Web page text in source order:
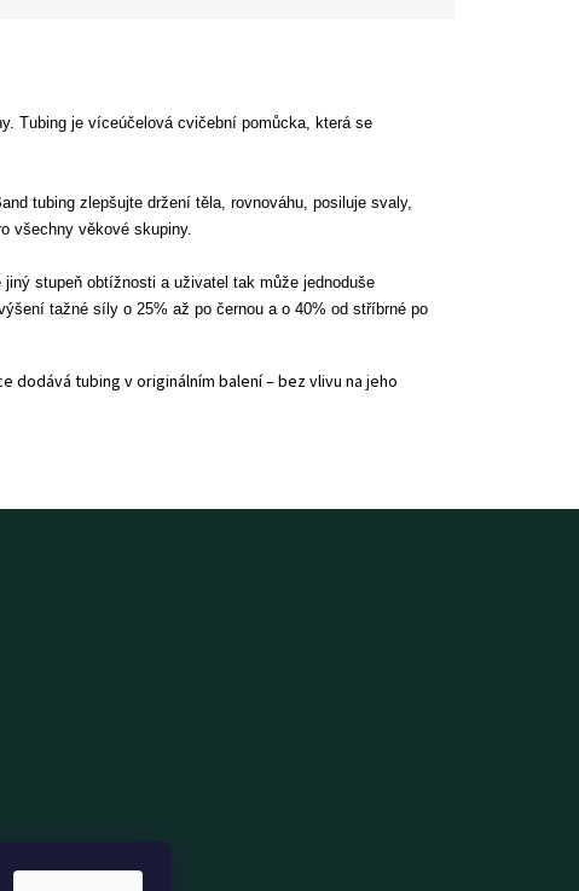
Tubing je víceúčelová cvičební pomůcka, která se
tubing zlepšujte držení těla, rovnováhu, posiluje svaly,
všechny věkové skupiny.
stupeň obtížnosti a uživatel tak může jednoduše
tažné síly o 25% až po černou a o 40% od stříbrné po
tubing v originálním balení – bez vlivu na jeho